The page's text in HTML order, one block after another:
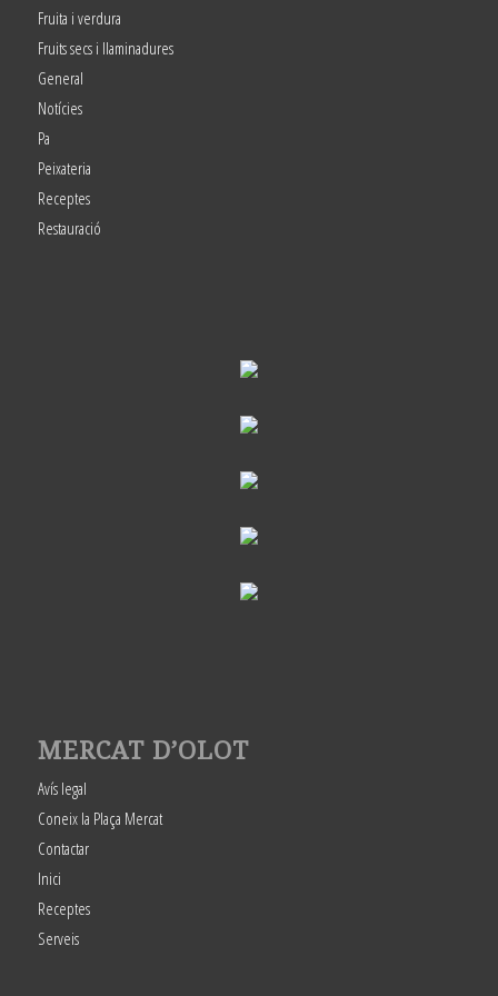
Fruita i verdura
Fruits secs i llaminadures
General
Notícies
Pa
Peixateria
Receptes
Restauració
MERCAT D’OLOT
Avís legal
Coneix la Plaça Mercat
Contactar
Inici
Receptes
Serveis